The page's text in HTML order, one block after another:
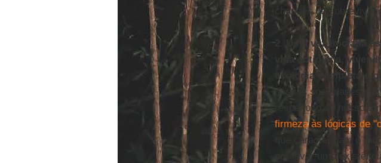
chances de
2. Uma vez iniciada
vida cotidiana,
ecologia completa e
nossas sociedades
respeitoso ao nosso
firmeza às lógicas de
que caracterizam o
por levar uma